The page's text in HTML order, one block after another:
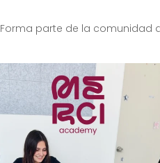
Forma parte de la comunidad